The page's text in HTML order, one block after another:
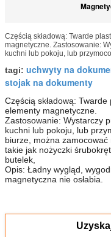
Częścią składową: Twarde
magnetyczne. Zastosowanie:
kuchni lub pokoju, lub
tagi: uchwyty na
stojak na dokumenty
Częścią składową:
elementy magnetyczne.
Zastosowanie: Wystarczy
kuchni lub pokoju, lub
biurze, można zamocować
takie jak nożyczki
butelek,
Opis: Ładny wygląd,
magnetyczna nie osłabia.